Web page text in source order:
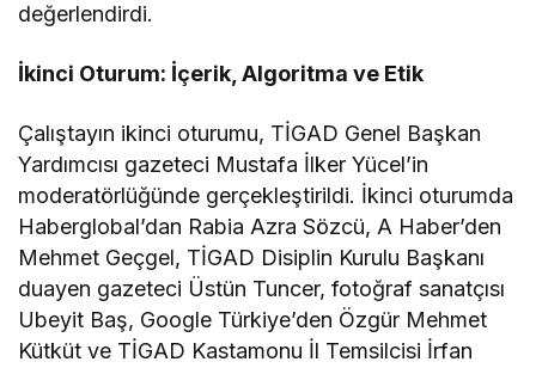
değerlendirdi.
İkinci Oturum: İçerik, Algoritma ve Etik
Çalıştayın ikinci oturumu, TİGAD Genel Başkan
Yardımcısı gazeteci Mustafa İlker Yücel’in
moderatörlüğünde gerçekleştirildi. İkinci oturumda
Haberglobal’dan Rabia Azra Sözcü, A Haber’den
Mehmet Geçgel, TİGAD Disiplin Kurulu Başkanı
duayen gazeteci Üstün Tuncer, fotoğraf sanatçısı
Ubeyit Baş, Google Türkiye’den Özgür Mehmet
Kütküt ve TİGAD Kastamonu İl Temsilcisi İrfan